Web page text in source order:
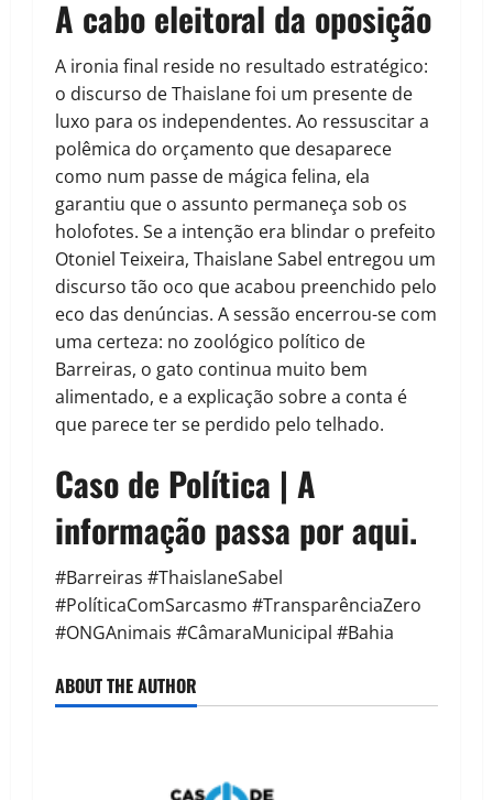
A cabo eleitoral da oposição
A ironia final reside no resultado estratégico:
o discurso de Thaislane foi um presente de
luxo para os independentes. Ao ressuscitar a
polêmica do orçamento que desaparece
como num passe de mágica felina, ela
garantiu que o assunto permaneça sob os
holofotes. Se a intenção era blindar o prefeito
Otoniel Teixeira, Thaislane Sabel entregou um
discurso tão oco que acabou preenchido pelo
eco das denúncias. A sessão encerrou-se com
uma certeza: no zoológico político de
Barreiras, o gato continua muito bem
alimentado, e a explicação sobre a conta é
que parece ter se perdido pelo telhado.
Caso de Política | A
informação passa por aqui.
#Barreiras #ThaislaneSabel
#PolíticaComSarcasmo #TransparênciaZero
#ONGAnimais #CâmaraMunicipal #Bahia
ABOUT THE AUTHOR